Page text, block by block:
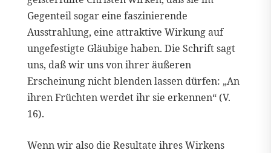
Gegenteil sogar eine faszinierende
Ausstrahlung, eine attraktive Wirkung auf
ungefestigte Gläubige haben. Die Schrift sagt
uns, daß wir uns von ihrer äußeren
Erscheinung nicht blenden lassen dürfen: „An
ihren Früchten werdet ihr sie erkennen“ (V.
16).
Wenn wir also die Resultate ihres Wirkens